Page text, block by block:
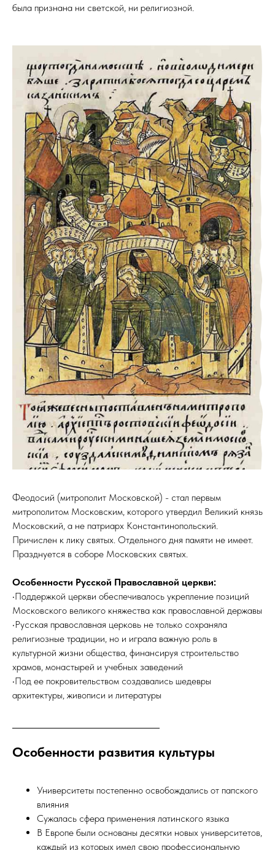
была признана ни светской, ни религиозной.
Феодосий (митрополит Московской) - стал первым
митрополитом Московским, которого утвердил Великий князь
Московский, а не патриарх Константинопольский.
Причислен к лику святых. Отдельного дня памяти не имеет.
Празднуется в соборе Московских святых.
Особенности Русской Православной церкви:
•Поддержкой церкви обеспечивалось укрепление позиций
Московского великого княжества как православной державы
•Русская православная церковь не только сохраняла
религиозные традиции, но и играла важную роль в
культурной жизни общества, финансируя строительство
храмов, монастырей и учебных заведений
•Под ее покровительством создавались шедевры
архитектуры, живописи и литературы
Особенности развития культуры
Университеты постепенно освобождались от папского
влияния
Сужалась сфера применения латинского языка
В Европе были основаны десятки новых университетов,
каждый из которых имел свою профессиональную